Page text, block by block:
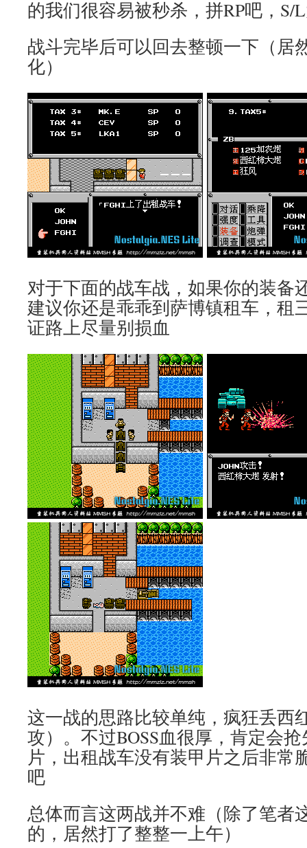
的我们很容易被秒杀，拼RP吧，S/
战斗完毕后可以回去整顿一下（居
化）
对于下面的战车战，如果你的装备
建议你还是乖乖到萨博镇租车，租
证路上尽量别损血
这一战的思路比较单纯，疯狂丢西
攻）。不过BOSS血很厚，肯定会
片，出租战车没有装甲片之后非常
吧
总体而言这两战并不难（除了笔者
的，居然打了整整一上午）